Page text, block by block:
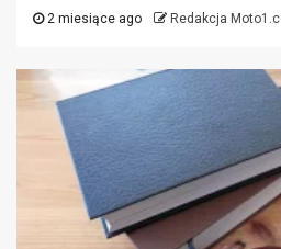
2 miesiące ago Redakcja